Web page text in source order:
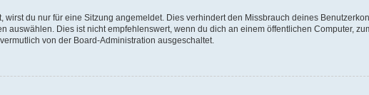
du nur für eine Sitzung angemeldet. Dies verhindert den Missbrauch deines
auswählen. Dies ist nicht empfehlenswert, wenn du dich an einem öffentlichen Computer,
von der Board-Administration ausgeschaltet.